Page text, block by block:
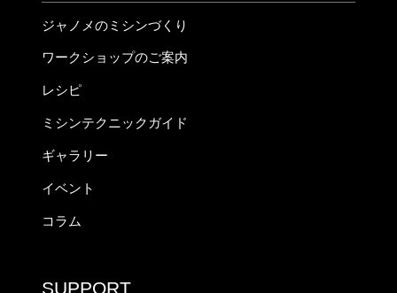
ジャノメのミシンづくり
ワークショップのご案内
レシピ
ミシンテクニックガイド
ギャラリー
イベント
コラム
SUPPORT